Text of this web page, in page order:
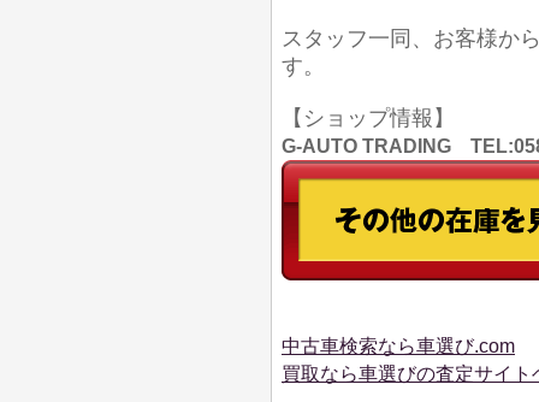
スタッフ一同、お客様か
す。
【ショップ情報】
G-AUTO TRADING
中古車検索なら車選び.com
買取なら車選びの査定サイト